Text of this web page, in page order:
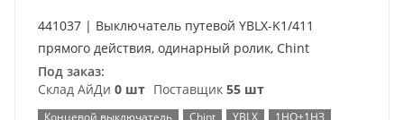
441037 | Выключатель путевой YBLX-K1/411
прямого действия, одинарный ролик, Chint
Под заказ:
Склад АйДи 0 шт Поставщик 55 шт
Концевой выключатель Chint YBLX 1НО+1НЗ